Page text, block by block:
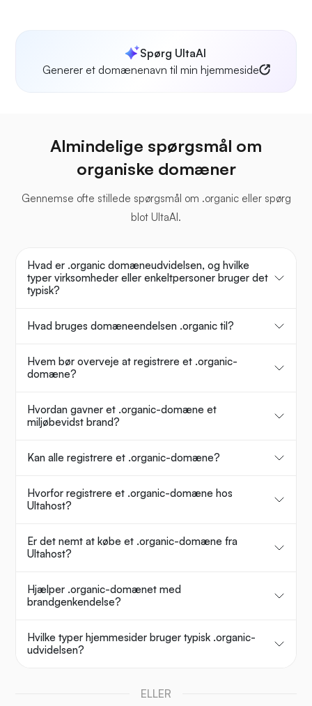
Spørg UltaAI
Generer et domænenavn til min hjemmeside
Almindelige spørgsmål om
organiske domæner
Gennemse ofte stillede spørgsmål om .organic eller spørg
blot UltaAI.
Hvad er .organic domæneudvidelsen, og hvilke
typer virksomheder eller enkeltpersoner bruger det
typisk?
Hvad bruges domæneendelsen .organic til?
Hvem bør overveje at registrere et .organic-
domæne?
Hvordan gavner et .organic-domæne et
miljøbevidst brand?
Kan alle registrere et .organic-domæne?
Hvorfor registrere et .organic-domæne hos
Ultahost?
Er det nemt at købe et .organic-domæne fra
Ultahost?
Hjælper .organic-domænet med
brandgenkendelse?
Hvilke typer hjemmesider bruger typisk .organic-
udvidelsen?
ELLER